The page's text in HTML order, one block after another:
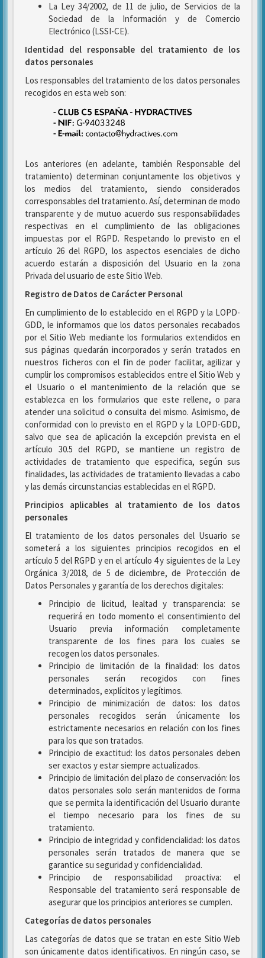
La Ley 34/2002, de 11 de julio, de Servicios de la
Sociedad de la Información y de Comercio
Electrónico (LSSI-CE).
Identidad del responsable del tratamiento de los
datos personales
Los responsables del tratamiento de los datos personales
recogidos en esta web son:
Los anteriores (en adelante, también Responsable del
tratamiento) determinan conjuntamente los objetivos y
los medios del tratamiento, siendo considerados
corresponsables del tratamiento. Así, determinan de modo
transparente y de mutuo acuerdo sus responsabilidades
respectivas en el cumplimiento de las obligaciones
impuestas por el RGPD. Respetando lo previsto en el
artículo 26 del RGPD, los aspectos esenciales de dicho
acuerdo estarán a disposición del Usuario en la zona
Privada del usuario de este Sitio Web.
Registro de Datos de Carácter Personal
En cumplimiento de lo establecido en el RGPD y la LOPD-
GDD, le informamos que los datos personales recabados
por el Sitio Web mediante los formularios extendidos en
sus páginas quedarán incorporados y serán tratados en
nuestros ficheros con el fin de poder facilitar, agilizar y
cumplir los compromisos establecidos entre el Sitio Web y
el Usuario o el mantenimiento de la relación que se
establezca en los formularios que este rellene, o para
atender una solicitud o consulta del mismo. Asimismo, de
conformidad con lo previsto en el RGPD y la LOPD-GDD,
salvo que sea de aplicación la excepción prevista en el
artículo 30.5 del RGPD, se mantiene un registro de
actividades de tratamiento que especifica, según sus
finalidades, las actividades de tratamiento llevadas a cabo
y las demás circunstancias establecidas en el RGPD.
Principios aplicables al tratamiento de los datos
personales
El tratamiento de los datos personales del Usuario se
someterá a los siguientes principios recogidos en el
artículo 5 del RGPD y en el artículo 4 y siguientes de la Ley
Orgánica 3/2018, de 5 de diciembre, de Protección de
Datos Personales y garantía de los derechos digitales:
Principio de licitud, lealtad y transparencia: se
requerirá en todo momento el consentimiento del
Usuario previa información completamente
transparente de los fines para los cuales se
recogen los datos personales.
Principio de limitación de la finalidad: los datos
personales serán recogidos con fines
determinados, explícitos y legítimos.
Principio de minimización de datos: los datos
personales recogidos serán únicamente los
estrictamente necesarios en relación con los fines
para los que son tratados.
Principio de exactitud: los datos personales deben
ser exactos y estar siempre actualizados.
Principio de limitación del plazo de conservación: los
datos personales solo serán mantenidos de forma
que se permita la identificación del Usuario durante
el tiempo necesario para los fines de su
tratamiento.
Principio de integridad y confidencialidad: los datos
personales serán tratados de manera que se
garantice su seguridad y confidencialidad.
Principio de responsabilidad proactiva: el
Responsable del tratamiento será responsable de
asegurar que los principios anteriores se cumplen.
Categorías de datos personales
Las categorías de datos que se tratan en este Sitio Web
son únicamente datos identificativos. En ningún caso, se